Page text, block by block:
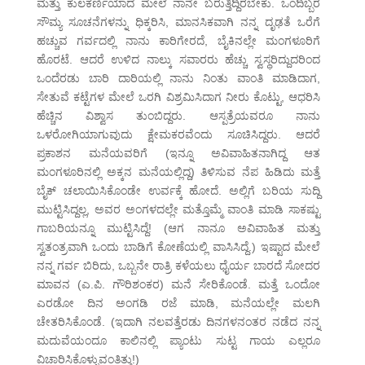
ಮತ್ತು ಕುಲಕರ್ಣಿಯಾದ ಮೇಲೆ ನಾನೇ ಬರುತ್ತಿದ್ದಿರಬೇಕು. ಒಂದಿಬ್ಬರ
ಸೌಮ್ಯ ಸೂಚನೆಗಳನ್ನು ಧಿಕ್ಕರಿಸಿ, ಮಾನಸಿಕವಾಗಿ ನನ್ನ ದೃಢತೆ ಒರೆಗೆ
ಹಚ್ಚುವ ಗರ್ವದಲ್ಲಿ ನಾನು ಕಾರಿಗೇರದೆ, ಬೈಕಿನಲ್ಲೇ ಮಂಗಳೂರಿಗೆ
ಹೊರಟೆ. ಆದರೆ ಉಳಿದ ನಾಲ್ಕು ಸವಾರರು ಹೆಚ್ಚು ಸ್ವಸ್ಥರಿದ್ದುದರಿಂದ
ಒಂದೆರಡು ಬಾರಿ ದಾರಿಯಲ್ಲಿ ನಾನು ನಿಂತು ವಾಂತಿ ಮಾಡಿದಾಗ,
ಸೇತುವೆ ಕಟ್ಟೆಗಳ ಮೇಲೆ ಒರಗಿ ವಿಶ್ರಮಿಸಿದಾಗ ನೀರು ಕೊಟ್ಟು, ಆಧರಿಸಿ
ಹೆಚ್ಚಿನ ವಿಶ್ವಾಸ ತುಂಬಿದ್ದರು. ಆಸ್ಪತ್ರೆಯವರೂ ನಾನು
ಒಳರೋಗಿಯಾಗುವುದು ಕ್ಷೇಮಕರವೆಂದು ಸೂಚಿಸಿದ್ದರು. ಆದರೆ
ಪ್ರಕಾಶನ ಮನೆಯವರಿಗೆ (ಇನ್ನೂ ಅವಿವಾಹಿತನಾಗಿದ್ದ ಆತ
ಮಂಗಳೂರಿನಲ್ಲಿ ಅಕ್ಕನ ಮನೆಯಲ್ಲಿದ್ದ) ತಿಳಿಸುವ ನೆಪ ಹಿಡಿದು ಮತ್ತೆ
ಬೈಕ್ ಚಲಾಯಿಸಿಕೊಂಡೇ ಉರ್ವಕ್ಕೆ ಹೋದೆ. ಅಲ್ಲಿಗೆ ಬರಿಯ ಸುದ್ದಿ
ಮುಟ್ಟಿಸಿದ್ದಲ್ಲ, ಅವರ ಅಂಗಳದಲ್ಲೇ ಮತ್ತೊಮ್ಮೆ ವಾಂತಿ ಮಾಡಿ ಸಾಕಷ್ಟು
ಗಾಬರಿಯನ್ನೂ ಮುಟ್ಟಿಸಿದ್ದೆ! (ಆಗ ನಾನೂ ಅವಿವಾಹಿತ ಮತ್ತು
ಸ್ವತಂತ್ರವಾಗಿ ಒಂದು ಬಾಡಿಗೆ ಕೋಣೆಯಲ್ಲಿ ವಾಸಿಸಿದ್ದೆ.) ಇಷ್ಟಾದ ಮೇಲೆ
ನನ್ನ ಗರ್ವ ಬಿರಿದು, ಒಬ್ಬನೇ ರಾತ್ರಿ ಕಳೆಯಲು ಧೈರ್ಯ ಬಾರದೆ ಸೋದರ
ಮಾವನ (ಎ.ಪಿ. ಗೌರಿಶಂಕರ) ಮನೆ ಸೇರಿಕೊಂಡೆ. ಮತ್ತೆ ಒಂದೋ
ಎರಡೋ ದಿನ ಅಂಗಡಿ ರಜೆ ಮಾಡಿ, ಮನೆಯಲ್ಲೇ ಮಲಗಿ
ಚೇತರಿಸಿಕೊಂಡೆ. (ಇದಾಗಿ ನಲವತ್ತೆರಡು ದಿನಗಳನಂತರ ನಡೆದ ನನ್ನ
ಮದುವೆಯಂದೂ ಕಾಲಿನಲ್ಲಿ ಪ್ಯಾಂಟು ಸುಟ್ಟ ಗಾಯ ಎಲ್ಲರೂ
ವಿಚಾರಿಸಿಕೊಳ್ಳುವಂತಿತ್ತು!)